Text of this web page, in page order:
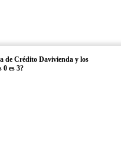
de Crédito Davivienda y los
0 es 3?